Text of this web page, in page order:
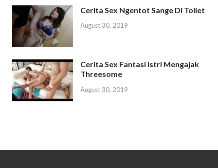
Cerita Sex Ngentot Sange Di Toilet
August 30, 2019
Cerita Sex Fantasi Istri Mengajak
Threesome
August 30, 2019